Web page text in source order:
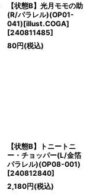
【状態B】光月モモの助
(R/パラレル)(OP01-
041)[illust.COGA]
[240811485]
80円(税込)
【状態B】トニートニ
ー・チョッパー(L/金箔
パラレル)(OP08-001)
[240812840]
2,180円(税込)